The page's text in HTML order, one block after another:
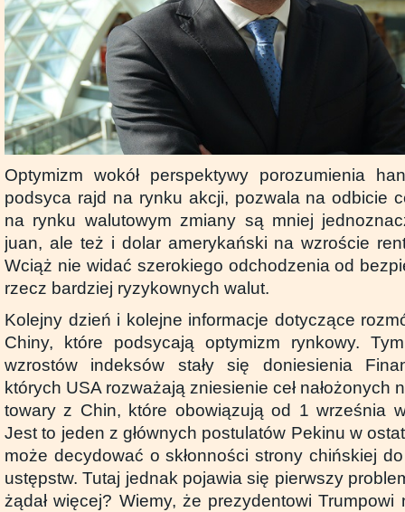
Optymizm wokół perspektywy porozumienia
podsyca rajd na rynku akcji, pozwala na odbicie
na rynku walutowym zmiany są mniej
juan, ale też i dolar amerykański na wzroście
Wciąż nie widać szerokiego odchodzenia od
rzecz bardziej ryzykownych walut.
Kolejny dzień i kolejne informacje dotyczące
Chiny, które podsycają optymizm rynkowy.
wzrostów indeksów stały się doniesienia
których USA rozważają zniesienie ceł nałożonych
towary z Chin, które obowiązują od 1 września
Jest to jeden z głównych postulatów Pekinu w
może decydować o skłonności strony chińskiej
ustępstw. Tutaj jednak pojawia się pierwszy
żądał więcej? Wiemy, że prezydentowi